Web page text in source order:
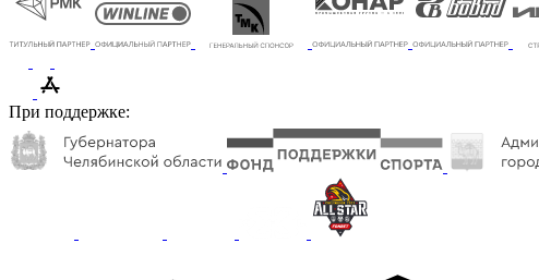
При поддержке: